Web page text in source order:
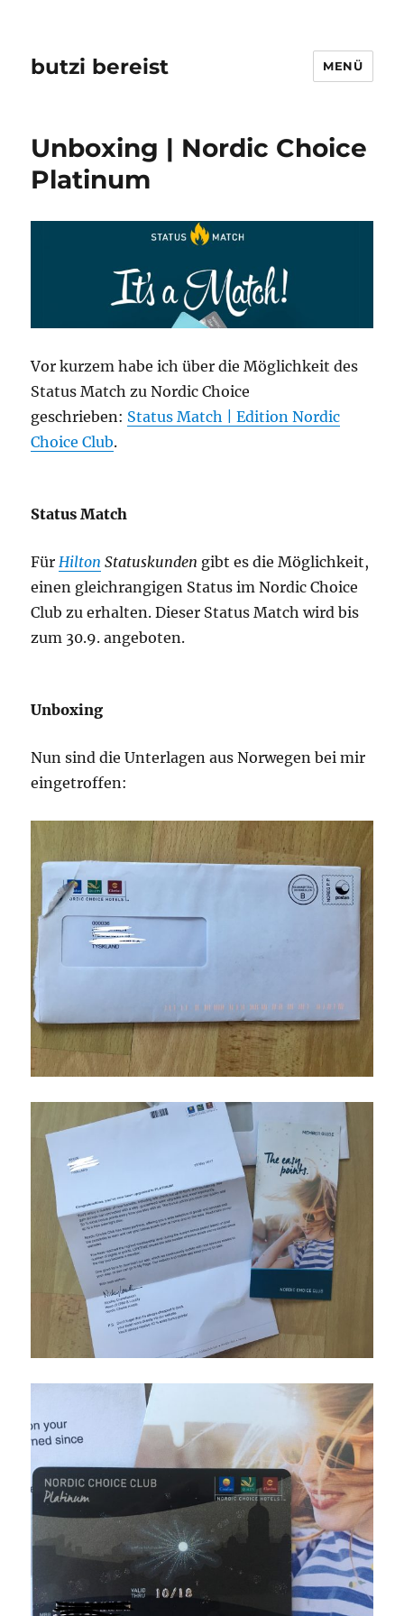
butzi bereist MENÜ
Unboxing | Nordic Choice
Platinum
Vor kurzem habe ich über die Möglichkeit des
Status Match zu Nordic Choice
geschrieben: Status Match | Edition Nordic
Choice Club.
Status Match
Für Hilton Statuskunden gibt es die Möglichkeit,
einen gleichrangigen Status im Nordic Choice
Club zu erhalten. Dieser Status Match wird bis
zum 30.9. angeboten.
Unboxing
Nun sind die Unterlagen aus Norwegen bei mir
eingetroffen: